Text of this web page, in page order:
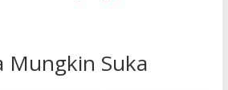
Mungkin Suka